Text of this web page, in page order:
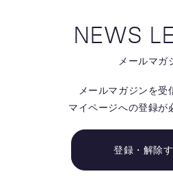
NEWS
メールマガ
メールマガジンを受
マイページへの登録が
登録・解除